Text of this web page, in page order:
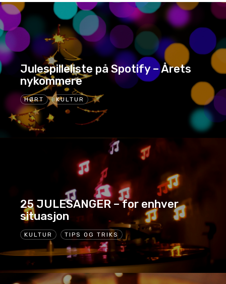
HØRT KULTUR
Julespilleliste på Spotify – Årets
nykommere
KULTUR TIPS OG TRIKS
25 JULESANGER – for enhver
situasjon